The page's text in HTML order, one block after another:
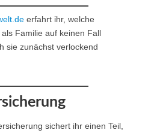
erfahrt ihr, welche
Familie auf keinen Fall
sie zunächst verlockend
sichert ihr einen Teil,